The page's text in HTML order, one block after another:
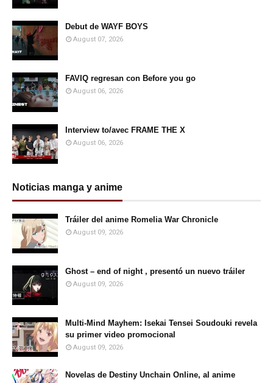
Debut de WAYF BOYS
August 07, 2026
FAVIQ regresan con Before you go
August 06, 2026
Interview to/avec FRAME THE X
August 06, 2026
Noticias manga y anime
Tráiler del anime Romelia War Chronicle
August 09, 2026
Ghost – end of night , presentó un nuevo tráiler
August 09, 2026
Multi-Mind Mayhem: Isekai Tensei Soudouki revela
su primer video promocional
August 09, 2026
Novelas de Destiny Unchain Online, al anime